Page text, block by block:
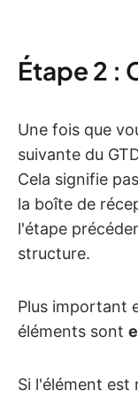
Étape 2 :
Une fois que
suivante du
Cela signifie
la boîte de
l'étape
structure.
Plus important
éléments sont
Si l'élément est